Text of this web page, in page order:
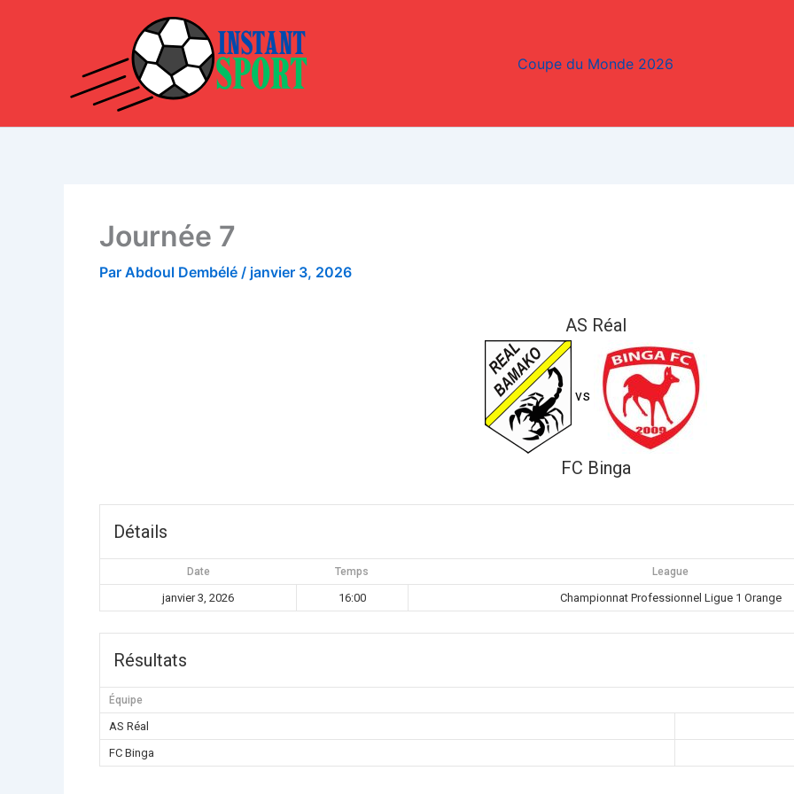
Coupe du Monde 2026
Journée 7
Par Abdoul Dembélé / janvier 3, 2026
AS Réal
vs
FC Binga
Détails
Date Temps League
janvier 3, 2026 16:00 Championnat Professionnel Ligue 1 Orange
Résultats
Équipe
AS Réal
FC Binga